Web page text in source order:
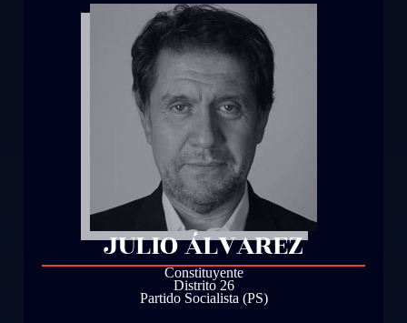
JULIO ÁLVAREZ
Constituyente
Distrito 26
Partido Socialista (PS)